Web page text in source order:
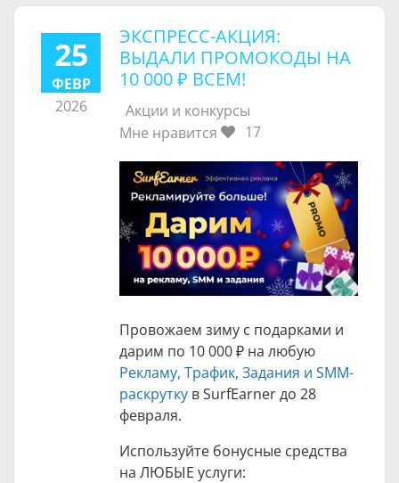
25
ФЕВР
2026
​ЭКСПРЕСС-АКЦИЯ:
ВЫДАЛИ ПРОМОКОДЫ НА
10 000 ₽ ВСЕМ!
Акции и конкурсы
Мне нравится
17
Провожаем зиму с подарками и
дарим по 10 000 ₽ на любую
Рекламу, Трафик, Задания и SMM-
раскрутку в SurfEarner до 28
февраля.
Используйте бонусные средства
на ЛЮБЫЕ услуги: